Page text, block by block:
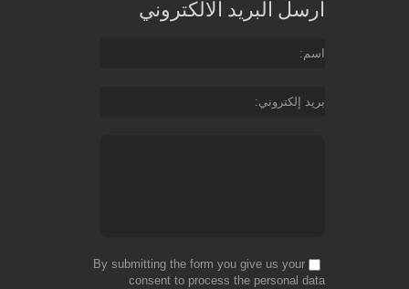
ارسل البريد الالكتروني
اسم
بريد إلكتروني
By submitting the form you give us your
consent to process the personal data